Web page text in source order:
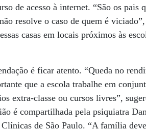
de acesso à internet. “São os
resolve o caso de quem é
casas em locais próximos às
é ficar atento. “Queda no
que a escola trabalhe em
extra-classe ou cursos livres”,
é compartilhada pela psiquiatra
de São Paulo. “A família